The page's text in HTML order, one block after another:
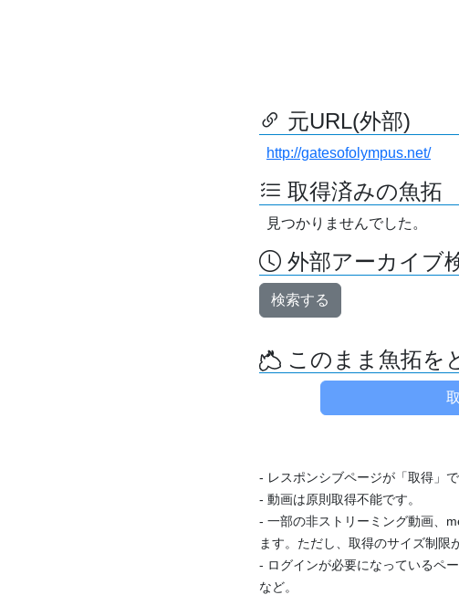
元URL(外部)
http://gatesofolympus.net/
取得済みの魚拓
見つかりませんでした。
外部アーカイブ
検索する
このまま魚拓を
- レスポンシブページが「取得」
- 動画は原則取得不能です。
- 一部の非ストリーミング動画、
ます。ただし、取得のサイズ制限
- ログインが必要になっているペ
など。